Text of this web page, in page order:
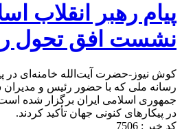
پیام رهبر انقلاب
نشست افق تحول
کوش نیوز-حضرت آیت‌الله خامنه‌ای در
رسانه ملی که با حضور رئیس و
جمهوری اسلامی ایران برگزار شده
در پیکارهای کنونی جهان تأکید کردند.
کد خبر : 7506